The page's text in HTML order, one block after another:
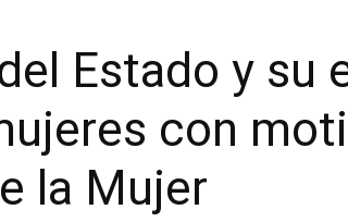
Estado y su
con
la Mujer